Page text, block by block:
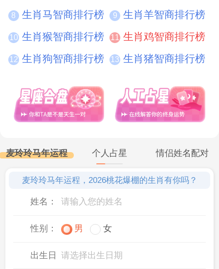
8 生肖马智商排行榜 9 生肖羊智商排行榜
10 生肖猴智商排行榜 11 生肖鸡智商排行榜
12 生肖狗智商排行榜 13 生肖猪智商排行榜
麦玲玲马年运程 个人占星 情侣姓名配对
麦玲玲马年运程，2026桃花爆棚的生肖有你吗？
姓名：
性别： 男 女
出生日 请选择出生日期